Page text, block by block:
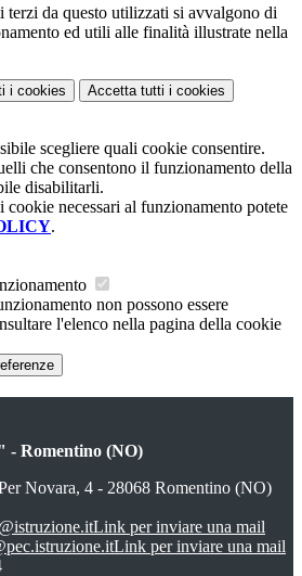
terzi da questo utilizzati si avvalgono di
ed utili alle finalità illustrate nella
i cookies Accetta tutti i cookies
scegliere quali cookie consentire.
che consentono il funzionamento della
disabilitarli.
cookie necessari al funzionamento potete
.
non possono essere
l'elenco nella pagina della cookie
Romentino (NO)
Novara, 4 - 28068 Romentino (NO)
Link per inviare una mail
Link per inviare una mail